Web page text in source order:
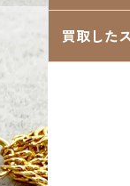
買取した